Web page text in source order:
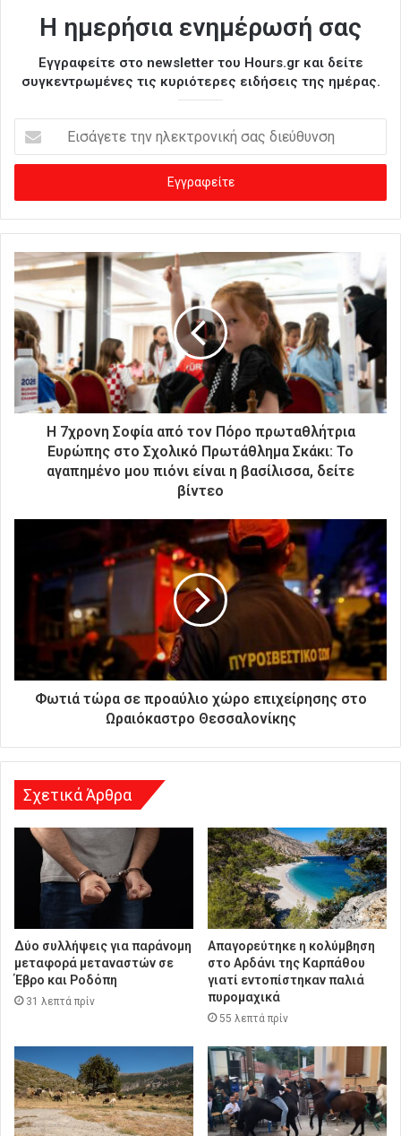
Η ημερήσια ενημέρωσή σας
Εγγραφείτε στο newsletter του Hours.gr και δείτε
συγκεντρωμένες τις κυριότερες ειδήσεις της ημέρας.
σ
γ
ε
τ
η
ν
η
λ
τ
ή
η
Η 7χρονη Σοφία από τον Πόρο πρωταθλήτρια
Ευρώπης στο Σχολικό Πρωτάθλημα Σκάκι: Το
αγαπημένο μου πιόνι είναι η βασίλισσα, δείτε
βίντεο
Φωτιά τώρα σε προαύλιο χώρο επιχείρησης στο
Ωραιόκαστρο Θεσσαλονίκης
Σχετικά Άρθρα
Δύο συλλήψεις για παράνομη
μεταφορά μεταναστών σε
Έβρο και Ροδόπη
31 λεπτά πρίν
Απαγορεύτηκε η κολύμβηση
στο Αρδάνι της Καρπάθου
γιατί εντοπίστηκαν παλιά
πυρομαχικά
55 λεπτά πρίν